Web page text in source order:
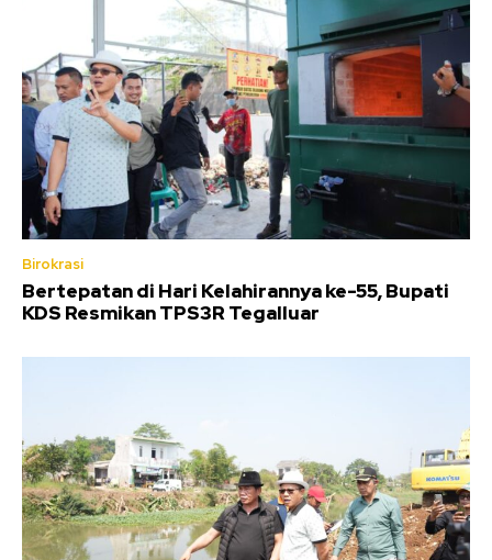
Birokrasi
Bertepatan di Hari Kelahirannya ke-55, Bupati
KDS Resmikan TPS3R Tegalluar